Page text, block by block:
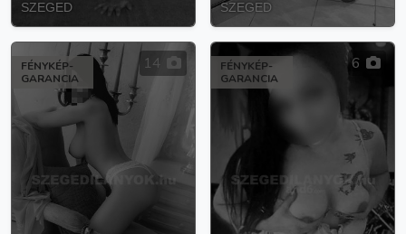
SZEGED SZEGED
FÉNYKÉP-
GARANCIA
14
FÉNYKÉP-
GARANCIA
6